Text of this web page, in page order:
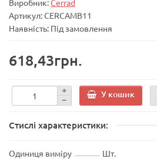
Виробник:Cerrad
Артикул: CERCAMB11
Наявність: Під замовлення
618,43грн.
У кошик
Стислі характеристики:
Одиниця виміру Шт.